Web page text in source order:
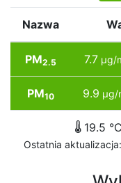
Nazwa
PM2.5 7.7 µg/
PM10 9.9 µg/
19.5
Ostatnia